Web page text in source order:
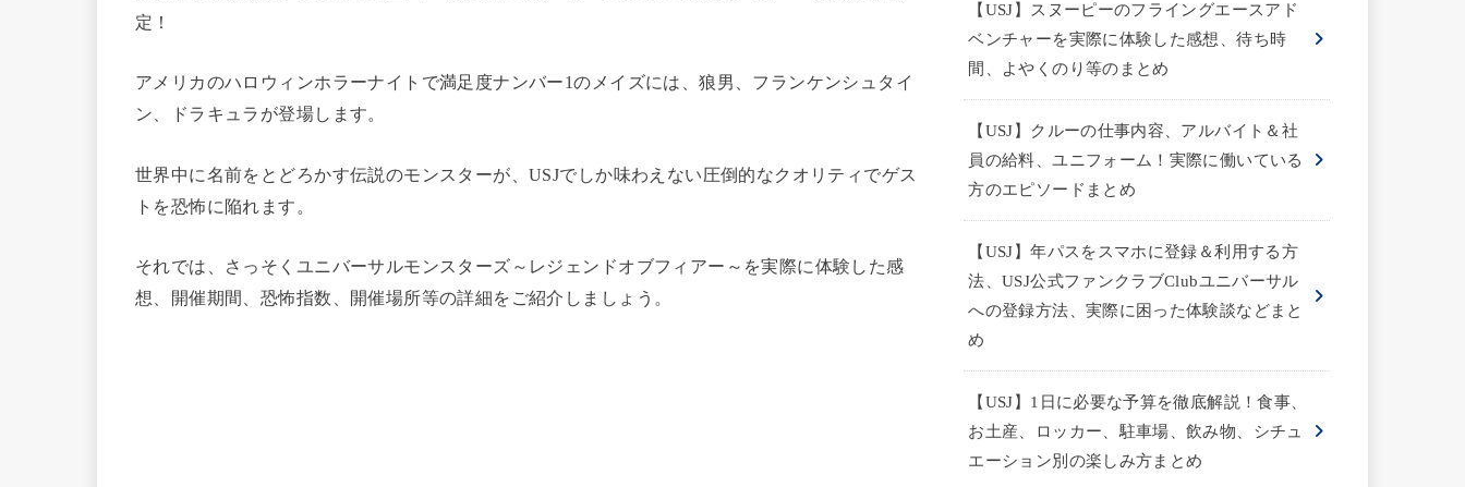
定！
アメリカのハロウィンホラーナイトで満足度ナンバー1のメイズには、狼男、フランケンシュタイ
ン、ドラキュラが登場します。
世界中に名前をとどろかす伝説のモンスターが、USJでしか味わえない圧倒的なクオリティでゲス
トを恐怖に陥れます。
それでは、さっそくユニバーサルモンスターズ～レジェンドオブフィアー～を実際に体験した感
想、開催期間、恐怖指数、開催場所等の詳細をご紹介しましょう。
【USJ】スヌーピーのフライングエースアド
ベンチャーを実際に体験した感想、待ち時
間、よやくのり等のまとめ
【USJ】クルーの仕事内容、アルバイト＆社
員の給料、ユニフォーム！実際に働いている
方のエピソードまとめ
【USJ】年パスをスマホに登録＆利用する方
法、USJ公式ファンクラブClubユニバーサル
への登録方法、実際に困った体験談などまと
め
【USJ】1日に必要な予算を徹底解説！食事、
お土産、ロッカー、駐車場、飲み物、シチュ
エーション別の楽しみ方まとめ